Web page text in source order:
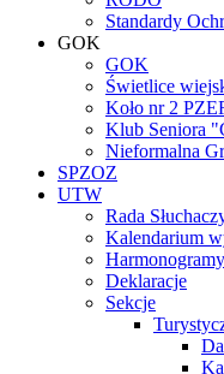
Standardy
GOK
GOK
Świetlice
Koło nr 2
Klub Seniora
Nieformalna
SPZOZ
UTW
Rada
Kalendarium
Deklaracje
Sekcje